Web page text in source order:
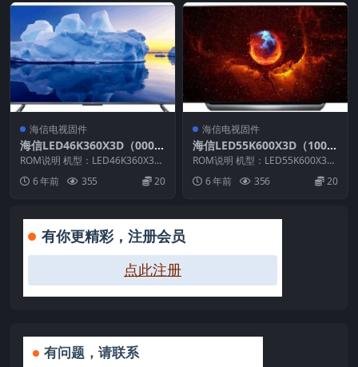
海信电视固件
海信LED46K360X3D（000
0）BOM1官方原厂USB刷机
电视固件包
ROM说明 机型：LED46K360X3D
固件版本：（0000） BOM：1 ...
6 年前 355 20
海信电视固件
海信LED55K600X3D（100
0）BOM21原装救砖刷机电
视固件包
ROM说明 机型：LED55K600X3D
固件版本：（1000） BOM：21...
6 年前 356 20
有你更精彩，注册会员
点此注册
有问题，请联系